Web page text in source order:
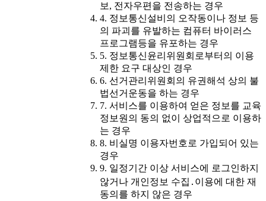
보, 전자우편을 전송하는 경우
4. 정보통신설비의 오작동이나 정보 등
의 파괴를 유발하는 컴퓨터 바이러스
프로그램등을 유포하는 경우
5. 정보통신윤리위원회로부터의 이용
제한 요구 대상인 경우
6. 선거관리위원회의 유권해석 상의 불
법선거운동을 하는 경우
7. 서비스를 이용하여 얻은 정보를 교육
정보원의 동의 없이 상업적으로 이용하
는 경우
8. 비실명 이용자번호로 가입되어 있는
경우
9. 일정기간 이상 서비스에 로그인하지
않거나 개인정보 수집․이용에 대한 재
동의를 하지 않은 경우